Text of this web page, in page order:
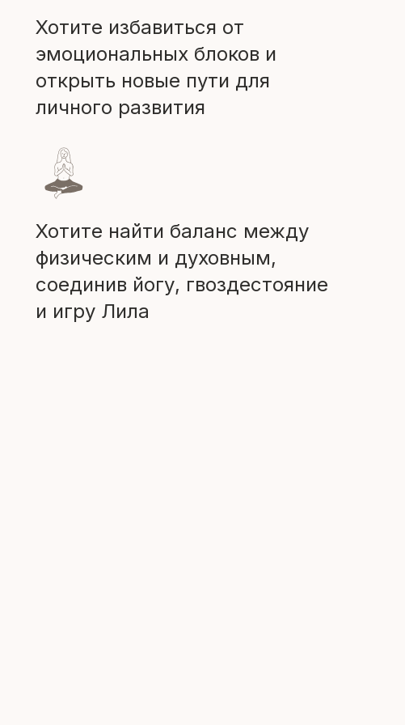
Хотите избавиться от
эмоциональных блоков и
открыть новые пути для
личного развития
Хотите найти баланс между
физическим и духовным,
соединив йогу, гвоздестояние
и игру Лила